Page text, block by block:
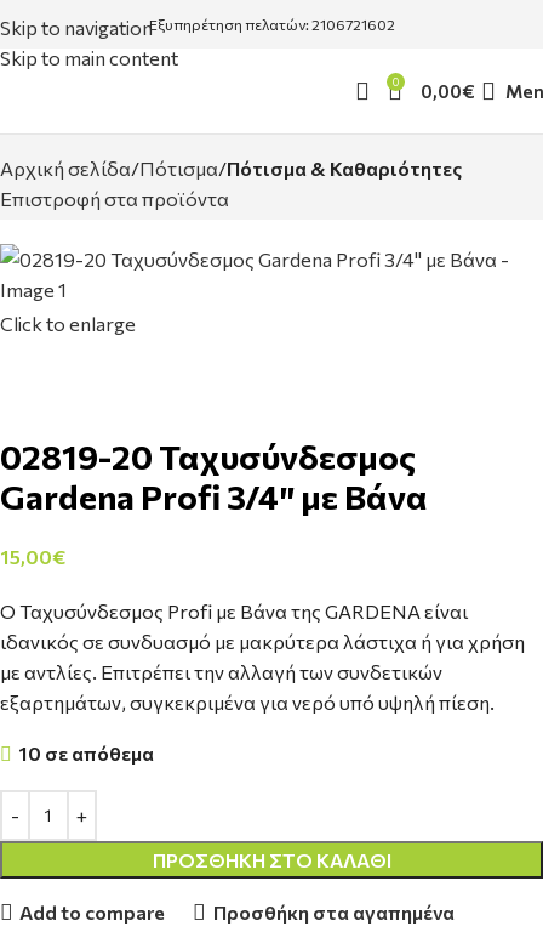
Skip to navigation
Skip to main content
Εξυπηρέτηση πελατών: 2106721602
0 0,00€
Αρχική σελίδα Πότισμα Πότισμα & Καθαριότητες
Επιστροφή στα προϊόντα
Click to enlarge
02819-20 Ταχυσύνδεσμος
Gardena Profi 3/4″ με Βάνα
15,00€
Ο Ταχυσύνδεσμος Profi με Βάνα της GARDENA είναι
ιδανικός σε συνδυασμό με μακρύτερα λάστιχα ή για χρήση
με αντλίες. Επιτρέπει την αλλαγή των συνδετικών
εξαρτημάτων, συγκεκριμένα για νερό υπό υψηλή πίεση.
10 σε απόθεμα
ΠΡΟΣΘΉΚΗ ΣΤΟ ΚΑΛΆΘΙ
Add to compare Προσθήκη στα αγαπημένα